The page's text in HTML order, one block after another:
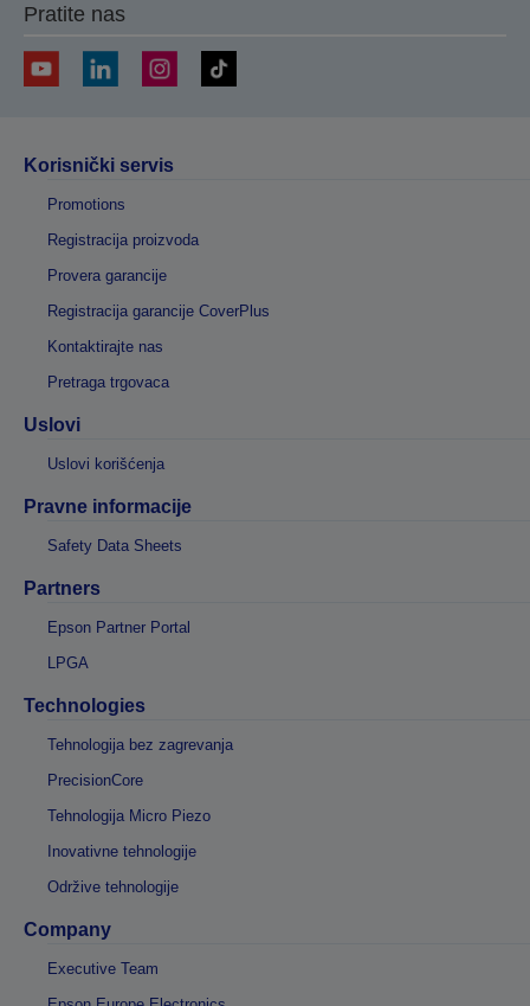
Pratite nas
Korisnički servis
Promotions
Registracija proizvoda
Provera garancije
Registracija garancije CoverPlus
Kontaktirajte nas
Pretraga trgovaca
Uslovi
Uslovi korišćenja
Pravne informacije
Safety Data Sheets
Partners
Epson Partner Portal
LPGA
Technologies
Tehnologija bez zagrevanja
PrecisionCore
Tehnologija Micro Piezo
Inovativne tehnologije
Održive tehnologije
Company
Executive Team